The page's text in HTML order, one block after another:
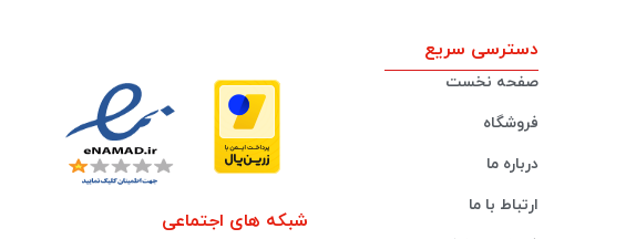
دسترسی سریع
صفحه نخست
فروشگاه
درباره ما
ارتباط با ما
شبکه های اجتماعی